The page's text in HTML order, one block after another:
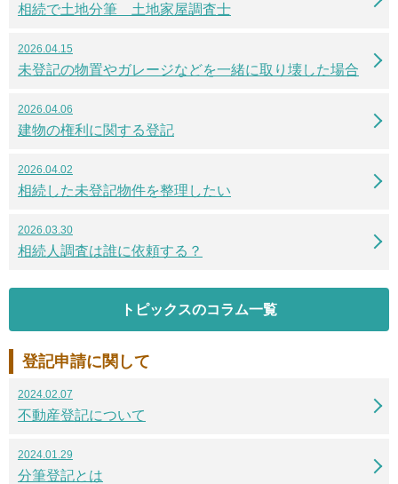
相続で土地分筆 土地家屋調査士
2026.04.15
未登記の物置やガレージなどを一緒に取り壊した場合
2026.04.06
建物の権利に関する登記
2026.04.02
相続した未登記物件を整理したい
2026.03.30
相続人調査は誰に依頼する？
トピックスのコラム一覧
登記申請に関して
2024.02.07
不動産登記について
2024.01.29
分筆登記とは